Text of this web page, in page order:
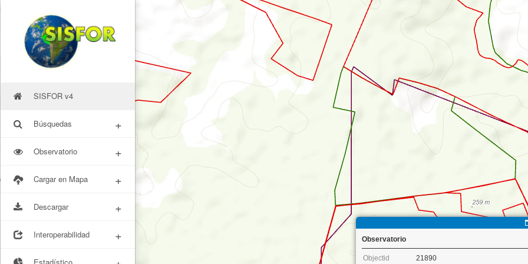
SISFOR v4
Búsquedas +
Observatorio +
Cargar en Mapa +
Descargar +
Interoperabilidad + Observatorio
Objectid
21890